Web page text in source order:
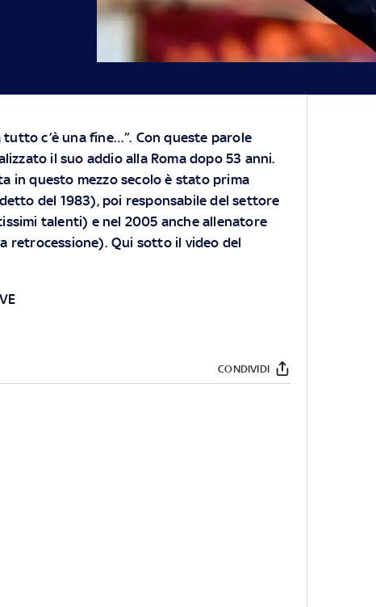
c’è una fine…”. Con queste parole
il suo addio alla Roma dopo 53 anni.
in questo mezzo secolo è stato prima
del 1983), poi responsabile del settore
talenti) e nel 2005 anche allenatore
retrocessione). Qui sotto il video del
CONDIVIDI